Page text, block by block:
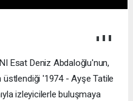
Esat Deniz Abdaloğlu'nun,
'1974 - Ayşe Tatile
izleyicilerle buluşmaya